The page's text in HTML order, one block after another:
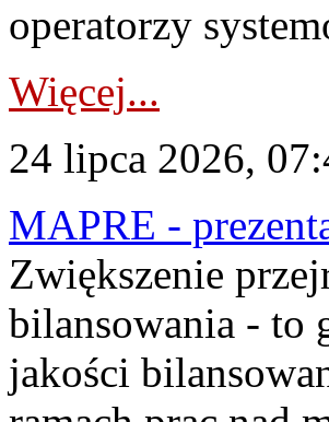
operatorzy
Więcej...
24 lipca 2026,
MAPRE -
Zwiększenie
bilansowania - to
jakości